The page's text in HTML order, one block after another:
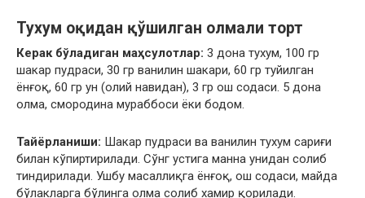
Тухум оқидан қўшилган олмали торт
Керак бўладиган маҳсулотлар: 3 дона тухум, 100 гр
шакар пудраси, 30 гр ванилин шакари, 60 гр туйилган
ёнғоқ, 60 гр ун (олий навидан), 3 гр ош содаси. 5 дона
олма, смородина мураббоси ёки бодом.
Тайёрланиши: Шакар пудраси ва ванилин тухум сариғи
билан кўпиртирилади. Сўнг устига манна унидан солиб
тиндирилади. Ушбу масаллиқга ёнғоқ, ош содаси, майда
бўлакларга бўлинга олма солиб хамир қорилади.